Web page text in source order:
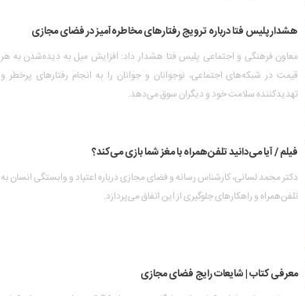
هشدار پلیس فتا درباره ترویج رفتارهای مخاطره‌آمیز در فضای مجازی
معاون فرهنگی و اجتماعی پلیس فتا هشدار داد: افزایش میل به دیده‌شدن به هر
قیمت در شبکه‌های اجتماعی، نوجوانان و جوانان را به انجام رفتارهای پرخطر و
تهدیدکننده سلامت خود و دیگران سوق می‌دهد.
فیلم / آیا می‌دانید تلفن‌همراه با مغز شما بازی می‌کند؟
دکتر محمد لسانی، کارشناس رسانه و فضای مجازی درباره اعتیاد و وابستگی انسان به
تلفن‌همراه و راهکارهای جلوگیری از این اتفاق می‌پردازد.
معرفی کتاب | شایعات رایج فضای مجازی